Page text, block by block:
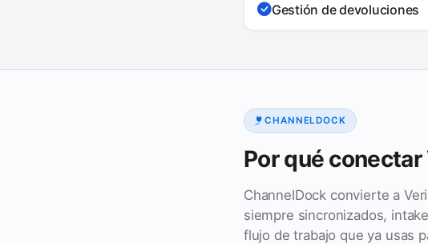
Gestión de devoluciones
CHANNELDOCK
Por qué
ChannelDock convierte a
siempre sincronizados,
flujo de trabajo que ya usas